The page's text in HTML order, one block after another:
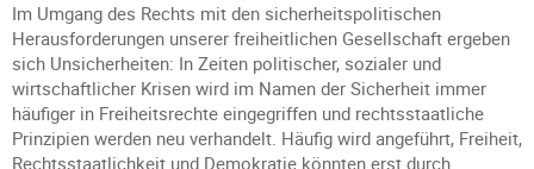
Im Umgang des Rechts mit den sicherheitspolitischen
Herausforderungen unserer freiheitlichen Gesellschaft ergeben
sich Unsicherheiten: In Zeiten politischer, sozialer und
wirtschaftlicher Krisen wird im Namen der Sicherheit immer
häufiger in Freiheitsrechte eingegriffen und rechtsstaatliche
Prinzipien werden neu verhandelt. Häufig wird angeführt, Freiheit,
Rechtsstaatlichkeit und Demokratie könnten erst durch